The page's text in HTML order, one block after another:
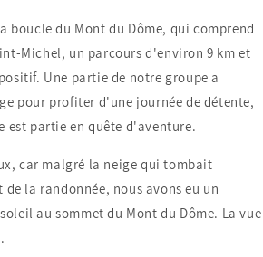
boucle du Mont du Dôme, qui comprend
Michel, un parcours d'environ 9 km et
Une partie de notre groupe a
pour profiter d'une journée de détente,
partie en quête d'aventure.
car malgré la neige qui tombait
la randonnée, nous avons eu un
au sommet du Mont du Dôme. La vue